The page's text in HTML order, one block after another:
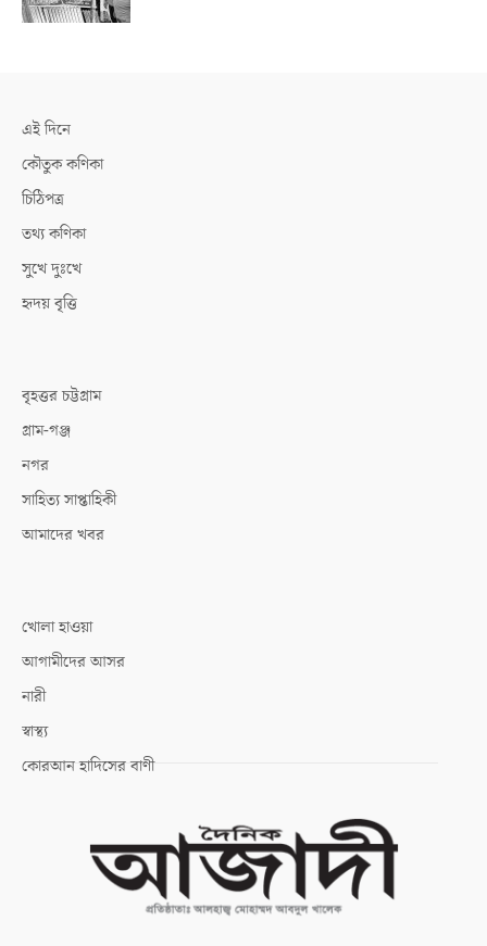
এই দিনে
কৌতুক কণিকা
চিঠিপত্র
তথ্য কণিকা
সুখে দুঃখে
হৃদয় বৃত্তি
বৃহত্তর চট্টগ্রাম
গ্রাম-গঞ্জ
নগর
সাহিত্য সাপ্তাহিকী
আমাদের খবর
খোলা হাওয়া
আগামীদের আসর
নারী
স্বাস্থ্য
কোরআন হাদিসের বাণী